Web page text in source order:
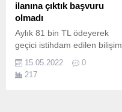
ilanına çıktık başvuru
olmadı
Aylık 81 bin TL ödeyerek
geçici istihdam edilen bilişim
ilginç savunma: İş ilanına
çıktık başvuru olmadı
15.05.2022
0
217